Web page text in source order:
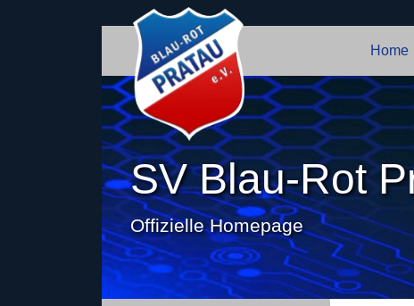
Home
SV Blau-Rot
Offizielle Homepage